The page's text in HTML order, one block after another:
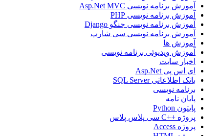
آموزش برنامه نویسی Asp.Net MVC
آموزش برنامه نویسی PHP
آموزش برنامه نویسی جنگو Django
آموزش برنامه نویسی سی شارپ
آموزش ها
آموزش ویدیوئی برنامه نویسی
اخبار سایت
ای اس پی Asp.Net
بانک اطلاعاتی SQL Server
برنامه نویسی
پایان نامه
پایتون Python
پروژه ++C سی پلاس پلاس
پروژه Access